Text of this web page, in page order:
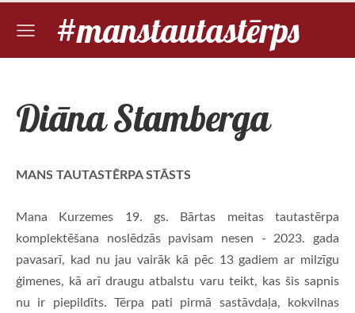
#manstautastērps
Diāna Stamberga
MANS TAUTASTĒRPA STĀSTS
Mana Kurzemes 19. gs. Bārtas meitas tautastērpa
komplektēšana noslēdzās pavisam nesen - 2023. gada
pavasarī, kad nu jau vairāk kā pēc 13 gadiem ar milzīgu
ģimenes, kā arī draugu atbalstu varu teikt, kas šis sapnis
nu ir piepildīts. Tērpa pati pirmā sastāvdaļa, kokvilnas